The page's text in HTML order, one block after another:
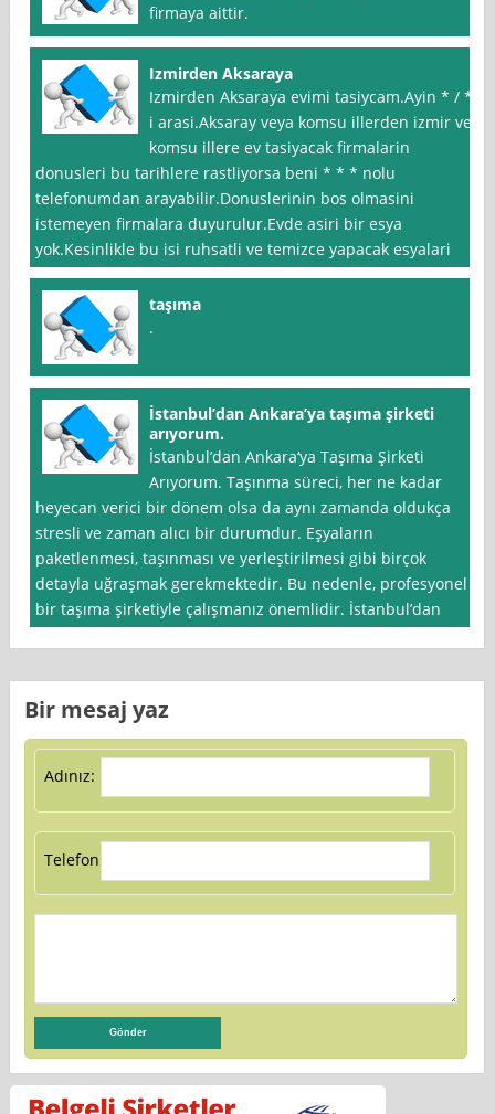
firmaya aittir.
Izmirden Aksaraya
Izmirden Aksaraya evimi tasiycam.Ayin * / *
i arasi.Aksaray veya komsu illerden izmir ve
komsu illere ev tasiyacak firmalarin
donusleri bu tarihlere rastliyorsa beni * * * nolu
telefonumdan arayabilir.Donuslerinin bos olmasini
istemeyen firmalara duyurulur.Evde asiri bir esya
yok.Kesinlikle bu isi ruhsatli ve temizce yapacak esyalari
taşıma
.
İstanbul’dan Ankara’ya taşıma şirketi
arıyorum.
İstanbul’dan Ankara‘ya Taşıma Şirketi
Arıyorum. Taşınma süreci, her ne kadar
heyecan verici bir dönem olsa da aynı zamanda oldukça
stresli ve zaman alıcı bir durumdur. Eşyaların
paketlenmesi, taşınması ve yerleştirilmesi gibi birçok
detayla uğraşmak gerekmektedir. Bu nedenle, profesyonel
bir taşıma şirketiyle çalışmanız önemlidir. İstanbul’dan
Bir mesaj yaz
Adınız:
Telefon: